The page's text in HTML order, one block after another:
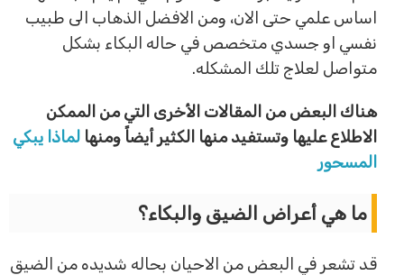
اساس علمي حتى الان، ومن الافضل الذهاب الى طبيب
نفسي او جسدي متخصص في حاله البكاء بشكل
متواصل لعلاج تلك المشكله.
هناك البعض من المقالات الأخرى التي من الممكن
الاطلاع عليها وتستفيد منها الكثير أيضاً ومنهالماذا يبكي
المسحور
ما هي أعراض الضيق والبكاء؟
قد تشعر في البعض من الاحيان بحاله شديده من الضيق